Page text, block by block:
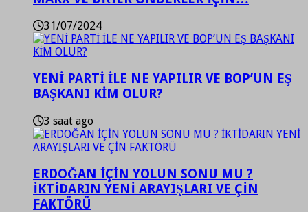
31/07/2024
YENİ PARTİ İLE NE YAPILIR VE BOP’UN EŞ
BAŞKANI KİM OLUR?
3 saat ago
ERDOĞAN İÇİN YOLUN SONU MU ?
İKTİDARIN YENİ ARAYIŞLARI VE ÇİN
FAKTÖRÜ